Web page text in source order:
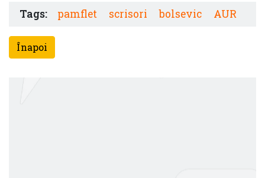
Tags: pamflet scrisori bolsevic AUR
Înapoi